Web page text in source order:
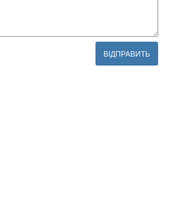
ВІДПРАВИТЬ